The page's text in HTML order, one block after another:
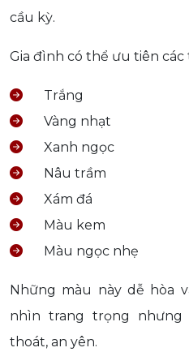
cầu kỳ.
Gia đình có thể ưu tiên
Trắng
Vàng nhạt
Xanh ngọc
Nâu trầm
Xám đá
Màu kem
Màu ngọc nhẹ
Những màu này dễ hòa
nhìn trang trọng nhưng
thoát, an yên.